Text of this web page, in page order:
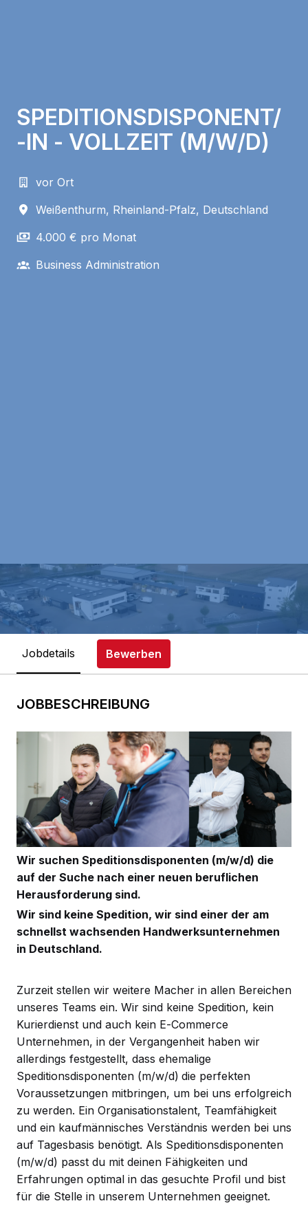
SPEDITIONSDISPONENT/
-IN - VOLLZEIT (M/W/D)
vor Ort
Weißenthurm, Rheinland-Pfalz, Deutschland
4.000 € pro Monat
Business Administration
Jobdetails Bewerben
JOBBESCHREIBUNG
Wir suchen Speditionsdisponenten (m/w/d) die
auf der Suche nach einer neuen beruflichen
Herausforderung sind.
Wir sind keine Spedition, wir sind einer der am
schnellst wachsenden Handwerksunternehmen
in Deutschland.
Zurzeit stellen wir weitere Macher in allen Bereichen
unseres Teams ein. Wir sind keine Spedition, kein
Kurierdienst und auch kein E-Commerce
Unternehmen, in der Vergangenheit haben wir
allerdings festgestellt, dass ehemalige
Speditionsdisponenten (m/w/d) die perfekten
Voraussetzungen mitbringen, um bei uns erfolgreich
zu werden. Ein Organisationstalent, Teamfähigkeit
und ein kaufmännisches Verständnis werden bei uns
auf Tagesbasis benötigt. Als Speditionsdisponenten
(m/w/d) passt du mit deinen Fähigkeiten und
Erfahrungen optimal in das gesuchte Profil und bist
für die Stelle in unserem Unternehmen geeignet.